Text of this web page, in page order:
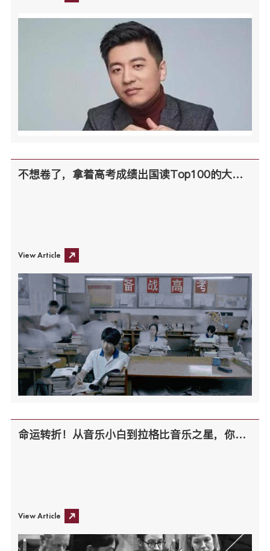
不想卷了，拿着高考成绩出国读Top100的大学了!
View Article
命运转折！从音乐小白到拉格比音乐之星，你也可以
View Article